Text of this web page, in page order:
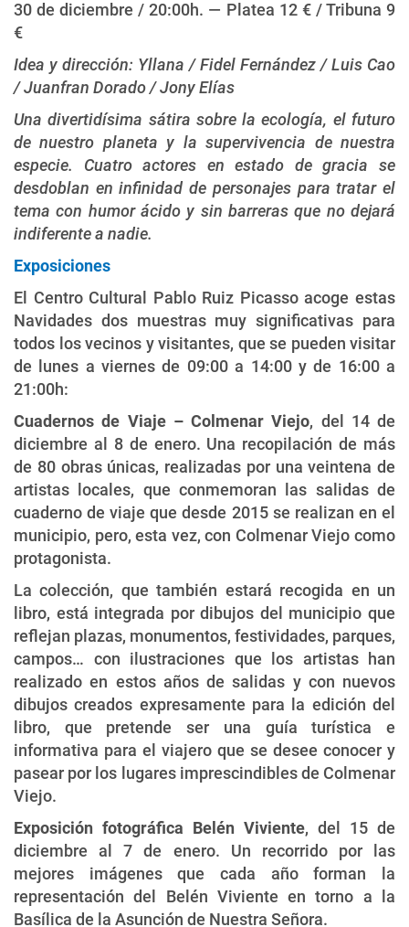
30 de diciembre / 20:00h. — Platea 12 € / Tribuna 9
€
Idea y dirección: Yllana / Fidel Fernández / Luis Cao
/ Juanfran Dorado / Jony Elías
Una divertidísima sátira sobre la ecología, el futuro
de nuestro planeta y la supervivencia de nuestra
especie. Cuatro actores en estado de gracia se
desdoblan en infinidad de personajes para tratar el
tema con humor ácido y sin barreras que no dejará
indiferente a nadie.
Exposiciones
El Centro Cultural Pablo Ruiz Picasso acoge estas
Navidades dos muestras muy significativas para
todos los vecinos y visitantes, que se pueden visitar
de lunes a viernes de 09:00 a 14:00 y de 16:00 a
21:00h:
Cuadernos de Viaje – Colmenar Viejo, del 14 de
diciembre al 8 de enero. Una recopilación de más
de 80 obras únicas, realizadas por una veintena de
artistas locales, que conmemoran las salidas de
cuaderno de viaje que desde 2015 se realizan en el
municipio, pero, esta vez, con Colmenar Viejo como
protagonista.
La colección, que también estará recogida en un
libro, está integrada por dibujos del municipio que
reflejan plazas, monumentos, festividades, parques,
campos… con ilustraciones que los artistas han
realizado en estos años de salidas y con nuevos
dibujos creados expresamente para la edición del
libro, que pretende ser una guía turística e
informativa para el viajero que se desee conocer y
pasear por los lugares imprescindibles de Colmenar
Viejo.
Exposición fotográfica Belén Viviente, del 15 de
diciembre al 7 de enero. Un recorrido por las
mejores imágenes que cada año forman la
representación del Belén Viviente en torno a la
Basílica de la Asunción de Nuestra Señora.